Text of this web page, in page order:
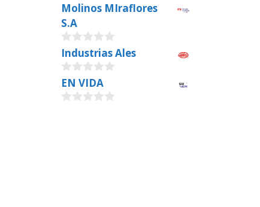
Molinos MIraflores
S.A
0
o
u
t
o
f
Industrias Ales
0
o
u
EN VIDA